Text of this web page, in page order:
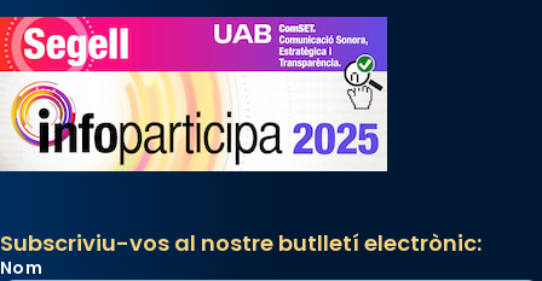
Subscriviu-vos al nostre butlletí electrònic:
Nom